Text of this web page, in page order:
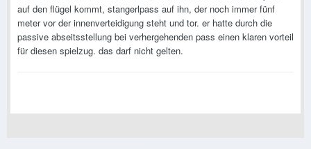
auf den flügel kommt, stangerlpass auf ihn, der noch immer fünf
meter vor der innenverteidigung steht und tor. er hatte durch die
passive abseitsstellung bei verhergehenden pass einen klaren vorteil
für diesen spielzug. das darf nicht gelten.